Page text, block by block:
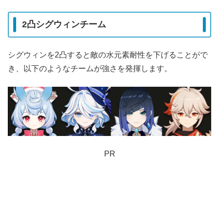
2凸シグウィンチーム
シグウィンを2凸すると敵の水元素耐性を下げることがで
き、以下のようなチームが強さを発揮します。
PR